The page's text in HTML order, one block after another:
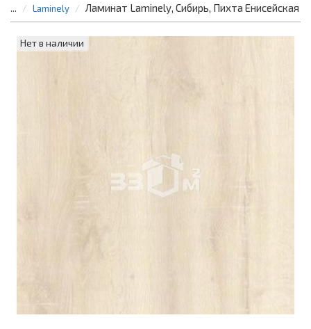
... Laminely Ламинат Laminely, Сибирь, Пихта Енисейская
Нет в наличии